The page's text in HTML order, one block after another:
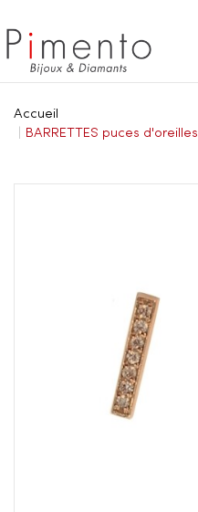
Accueil
BARRETTES puces d'oreilles